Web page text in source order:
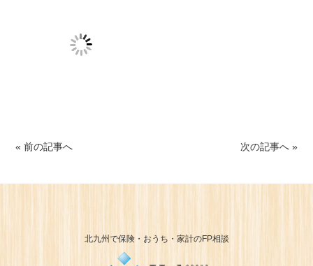
« 前の記事へ 次の記事へ »
北九州で保険・おうち・家計のFP相談